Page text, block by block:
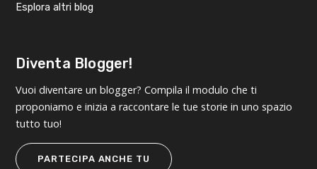
Esplora altri blog
Diventa Blogger!
Vuoi diventare un blogger? Compila il modulo che ti
proponiamo e inizia a raccontare le tue storie in uno spazio
tutto tuo!
PARTECIPA ANCHE TU